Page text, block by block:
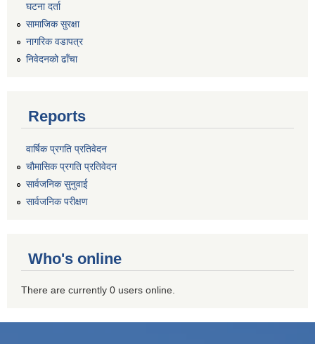
घटना दर्ता
सामाजिक सुरक्षा
नागरिक वडापत्र
निवेदनको ढाँचा
Reports
वार्षिक प्रगति प्रतिवेदन
चौमासिक प्रगति प्रतिवेदन
सार्वजनिक सुनुवाई
सार्वजनिक परीक्षण
Who's online
There are currently 0 users online.